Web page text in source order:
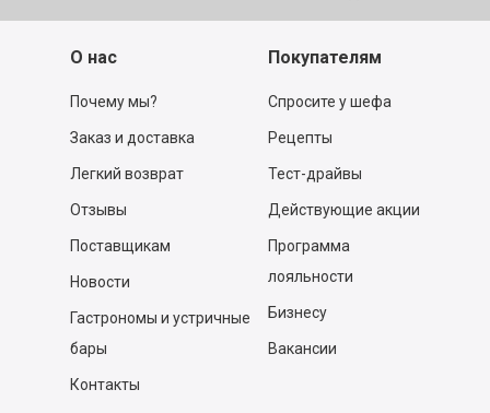
О нас
Почему мы?
Заказ и доставка
Легкий возврат
Отзывы
Поставщикам
Новости
Гастрономы и устричные
бары
Контакты
Покупателям
Спросите у шефа
Рецепты
Тест-драйвы
Действующие акции
Программа
лояльности
Бизнесу
Вакансии